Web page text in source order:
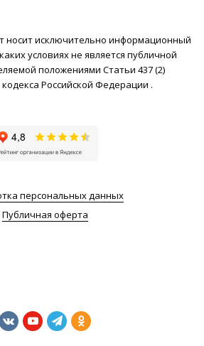
носит исключительно информационный
условиях не является публичной
положениями Статьи 437 (2)
Российской Федерации .
персональных данных
Публичная оферта